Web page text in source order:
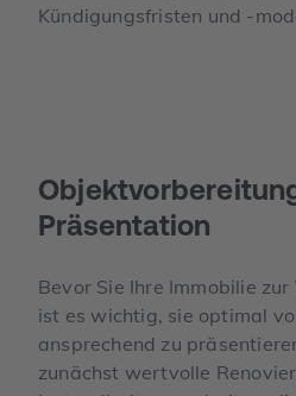
Kündigungsfristen und -
Präsentation
Bevor Sie Ihre Immobilie
ist es wichtig, sie optimal
ansprechend zu
zunächst wertvolle